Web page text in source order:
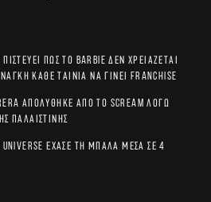
πως το Barbie δεν χρειάζεται
κάθε ταινία να γίνει franchise
απολύθηκε από το Scream λόγω
Παλαιστίνης
έχασε τη μπάλα μέσα σε 4